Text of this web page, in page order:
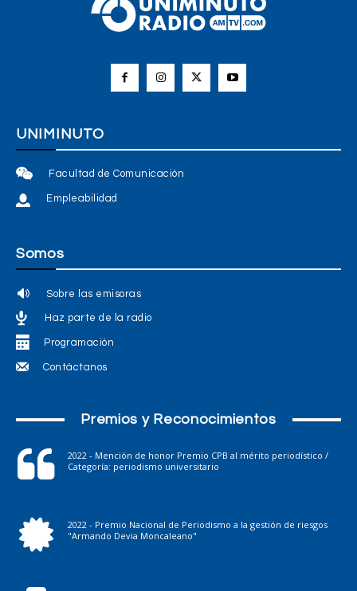
UNIMINUTO
Facultad de Comunicación
Empleabilidad
Somos
Sobre las emisoras
Haz parte de la radio
Programación
Contáctanos
Premios y Reconocimientos
2022 - Mención de honor Premio CPB al mérito periodístico /
Categoría: periodismo universitario
2022 - Premio Nacional de Periodismo a la gestión de riesgos
"Armando Devia Moncaleano"